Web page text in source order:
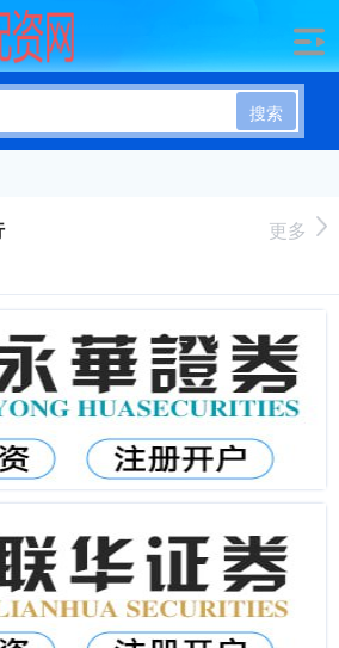
搜索
更多